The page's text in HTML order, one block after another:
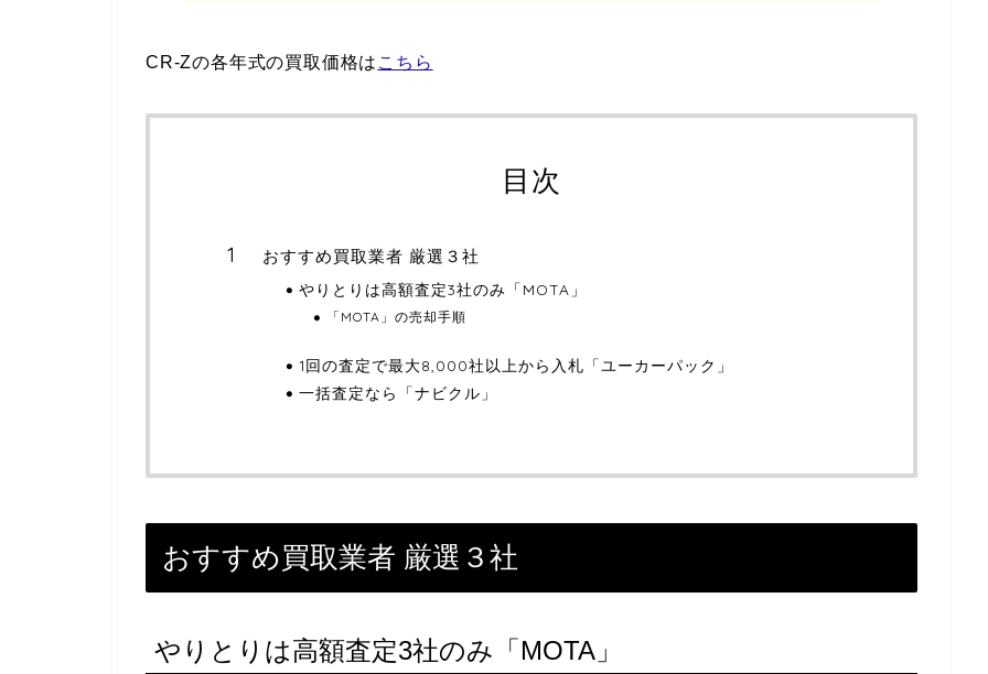
CR-Zの各年式の買取価格は こちら
目次
おすすめ買取業者 厳選３社
やりとりは高額査定3社のみ「MOTA」
「MOTA」の売却手順
1回の査定で最大8,000社以上から入札「ユーカーパック」
一括査定なら「ナビクル」
おすすめ買取業者 厳選３社
やりとりは高額査定3社のみ「MOTA」